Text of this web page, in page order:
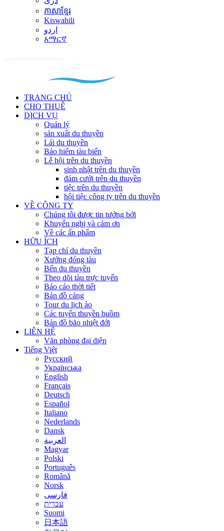
ភាសាខ្មែរ
Kiswahili
اردو
አማርኛ
TRANG CHỦ
CHO THUÊ
DỊCH VỤ
Quản lý
sản xuất du thuyền
Lái du thuyền
Bảo hiểm tàu biển
Lễ hội trên du thuyền
sinh nhật trên du thuyền
đám cưới trên du thuyền
tiệc trên du thuyền
hội tiệc công ty trên du thuyền
VỀ CÔNG TY
Chúng tôi được tin tưởng bởi
Khuyến nghị và cảm ơn
Về các ấn phẩm
HỮU ÍCH
Tạp chí du thuyền
Xưởng đóng tàu
Bến du thuyền
Theo dõi tàu trực tuyến
Báo cáo thời tiết
Bản đồ cảng
Tour du lịch ảo
Các tuyến thuyền buồm
Bản đồ bão nhiệt đới
LIÊN HỆ
Văn phòng đại diện
Tiếng Việt
Русский
Українська
English
Français
Deutsch
Español
Italiano
Nederlands
Dansk
العربية
Magyar
Polski
Português
Română
Norsk
فارسی
עברית
Suomi
日本語